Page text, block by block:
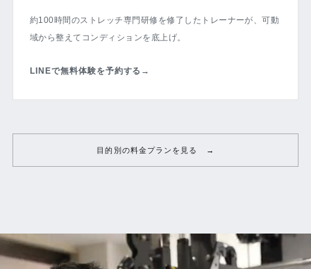
約100時間のストレッチ専門研修を修了したトレーナーが、可動
域から整えてコンディションを底上げ。
LINEで無料体験を予約する →
目的別の料金プランを見る